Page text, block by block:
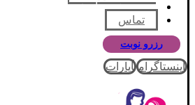
پرسش و پاسخ
تماس
رزرو نوبت
اینستاگرام آپارات